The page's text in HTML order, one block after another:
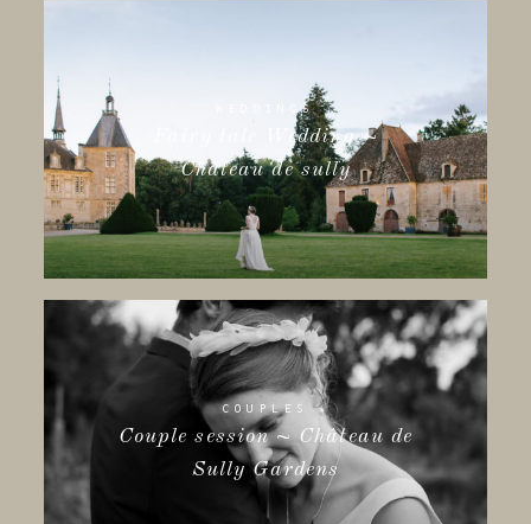
WEDDINGS
Fairy tale Wedding ~
Château de sully
COUPLES
Couple session ~ Château de
Sully Gardens